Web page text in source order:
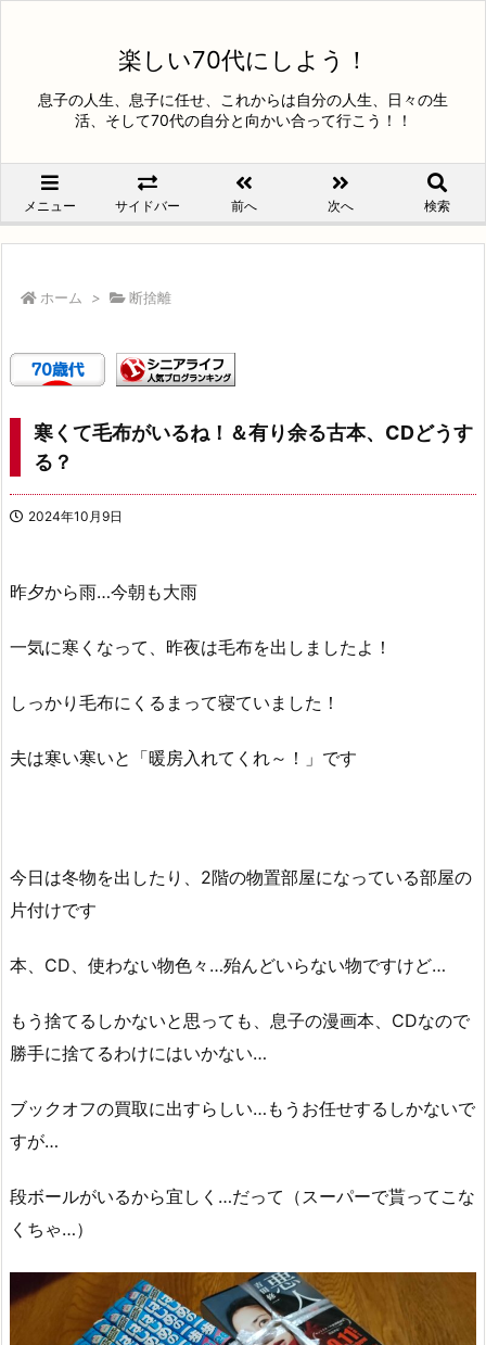
楽しい70代にしよう！
息子の人生、息子に任せ、これからは自分の人生、日々の生
活、そして70代の自分と向かい合って行こう！！
メニュー サイドバー 前へ 次へ 検索
ホーム > 断捨離
寒くて毛布がいるね！＆有り余る古本、CDどうす
る？
2024年10月9日
昨夕から雨…今朝も大雨
一気に寒くなって、昨夜は毛布を出しましたよ！
しっかり毛布にくるまって寝ていました！
夫は寒い寒いと「暖房入れてくれ～！」です
今日は冬物を出したり、2階の物置部屋になっている部屋の
片付けです
本、CD、使わない物色々…殆んどいらない物ですけど…
もう捨てるしかないと思っても、息子の漫画本、CDなので
勝手に捨てるわけにはいかない…
ブックオフの買取に出すらしい…もうお任せするしかないで
すが…
段ボールがいるから宜しく…だって（スーパーで貰ってこな
くちゃ…）